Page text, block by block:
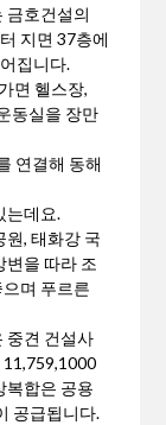
금호건설의
지면 37층에
집니다.
면 헬스장,
동실을 장만
연결해 동해
는데요.
원, 태화강 국
변을 따라 조
며 푸르른
중견 건설사
복합은 공용
공급됩니다.